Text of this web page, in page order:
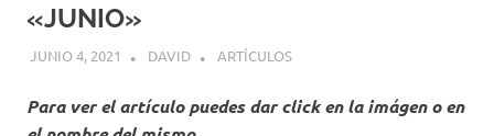
«JUNIO»
JUNIO 4, 2021 DAVID ARTÍCULOS
Para ver el artículo puedes dar click en la imágen o en